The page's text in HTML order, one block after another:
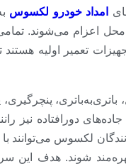
امداد خودرو لکسوس
محل اعزام می‌شوند.
تعمیر اولیه
باتری‌به‌باتری،
دورافتاده نیز
لکسوس می‌توانند
شوند. هدف این